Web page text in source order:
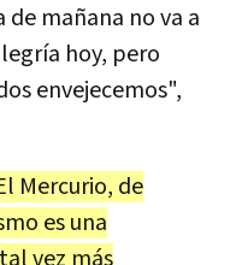
mañana no va a
hoy, pero
envejecemos",
Mercurio, de
es una